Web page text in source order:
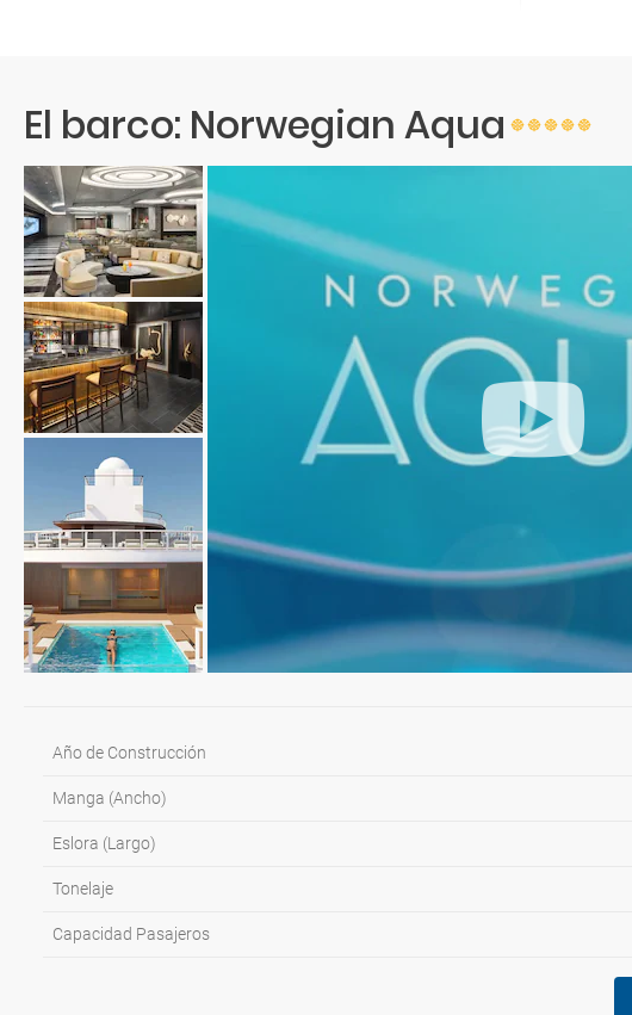
El barco: Norwegian Aqua
Año de Construcción
Manga (Ancho)
Eslora (Largo)
Tonelaje
Capacidad Pasajeros